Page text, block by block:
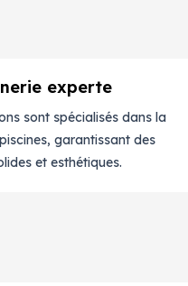
experte
sont spécialisés dans la
garantissant des
et esthétiques.